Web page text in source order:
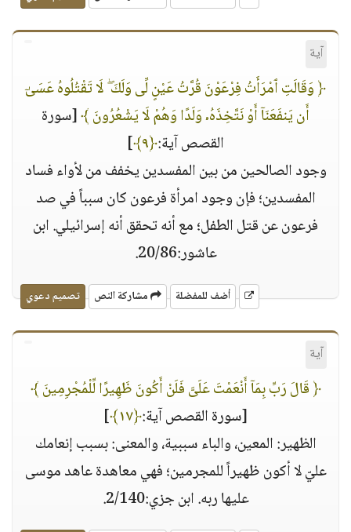
آية
﴿ وَقَالَتِ ٱمْرَأَتُ فِرْعَوْنَ قُرَّتُ عَيْنٍ لِّى وَلَكَ ۖ لَا تَقْتُلُوهُ عَسَىٰٓ
أَن يَنفَعَنَآ أَوْ نَتَّخِذَهُۥ وَلَدًا وَهُمْ لَا يَشْعُرُونَ ﴾[سورة
القصص آية:﴿٩﴾
]
وجود الصالحين من بين المفسدين يخفف من لأواء فساد
المفسدين؛ فإن وجود امرأة فرعون كان سبباً في صد
فرعون عن قتل الطفل؛ مع أنه تحقق أنه إسرائيلي. ابن
عاشور:20/86.
أضف للمفضلة مشاركة النص تصميم دعوي
آية
﴿ قَالَ رَبِّ بِمَآ أَنْعَمْتَ عَلَىَّ فَلَنْ أَكُونَ ظَهِيرًا لِّلْمُجْرِمِينَ ﴾
[سورة القصص آية:﴿١٧﴾
]
الظهير: المعين، والباء سببية، والمعنى: بسبب إنعامك
عليّ لا أكون ظهيراً للمجرمين؛ فهي معاهدة عاهد موسى
عليها ربه. ابن جزي:2/140.